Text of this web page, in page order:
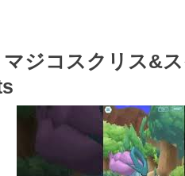
マジコスクリス&